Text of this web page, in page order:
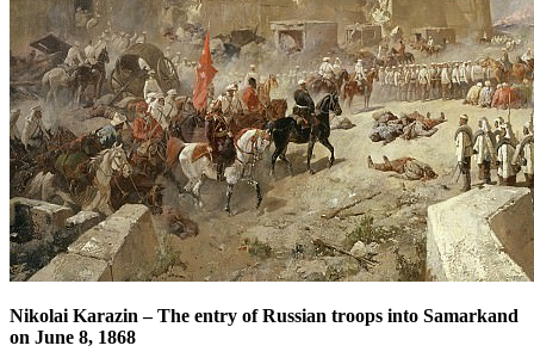
Nikolai Karazin –The entry of Russian troops into Samarkand
on June 8, 1868